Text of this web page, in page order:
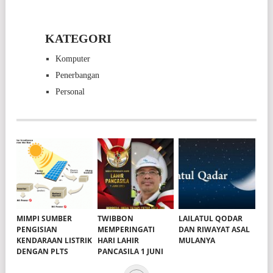
KATEGORI
Komputer
Penerbangan
Personal
MIMPI SUMBER
PENGISIAN
KENDARAAN LISTRIK
DENGAN PLTS
TWIBBON
MEMPERINGATI
HARI LAHIR
PANCASILA 1 JUNI
LAILATUL QODAR
DAN RIWAYAT ASAL
MULANYA